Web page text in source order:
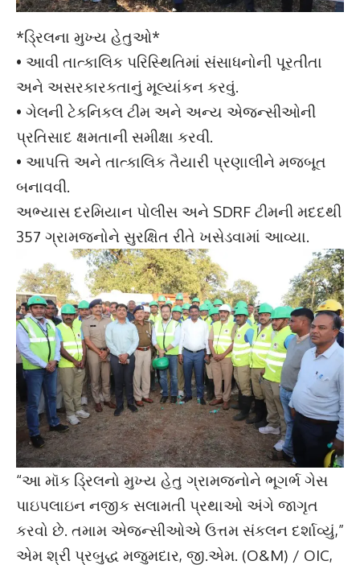
*ડ્રિલના મુખ્ય હેતુઓ*
• આવી તાત્કાલિક પરિસ્થિતિમાં સંસાધનોની પૂરતીતા
અને અસરકારકતાનું મૂલ્યાંકન કરવું.
• ગેલની ટેકનિકલ ટીમ અને અન્ય એજન્સીઓની
પ્રતિસાદ ક્ષમતાની સમીક્ષા કરવી.
• આપત્તિ અને તાત્કાલિક તૈયારી પ્રણાલીને મજબૂત
બનાવવી.
અભ્યાસ દરમિયાન પોલીસ અને SDRF ટીમની મદદથી
357 ગ્રામજનોને સુરક્ષિત રીતે ખસેડવામાં આવ્યા.
“આ મૉક ડ્રિલનો મુખ્ય હેતુ ગ્રામજનોને ભૂગર્ભ ગેસ
પાઇપલાઇન નજીક સલામતી પ્રથાઓ અંગે જાગૃત
કરવો છે. તમામ એજન્સીઓએ ઉત્તમ સંકલન દર્શાવ્યું,”
એમ શ્રી પ્રબુદ્ધ મજુમદાર, જી.એમ. (O&M) / OIC,